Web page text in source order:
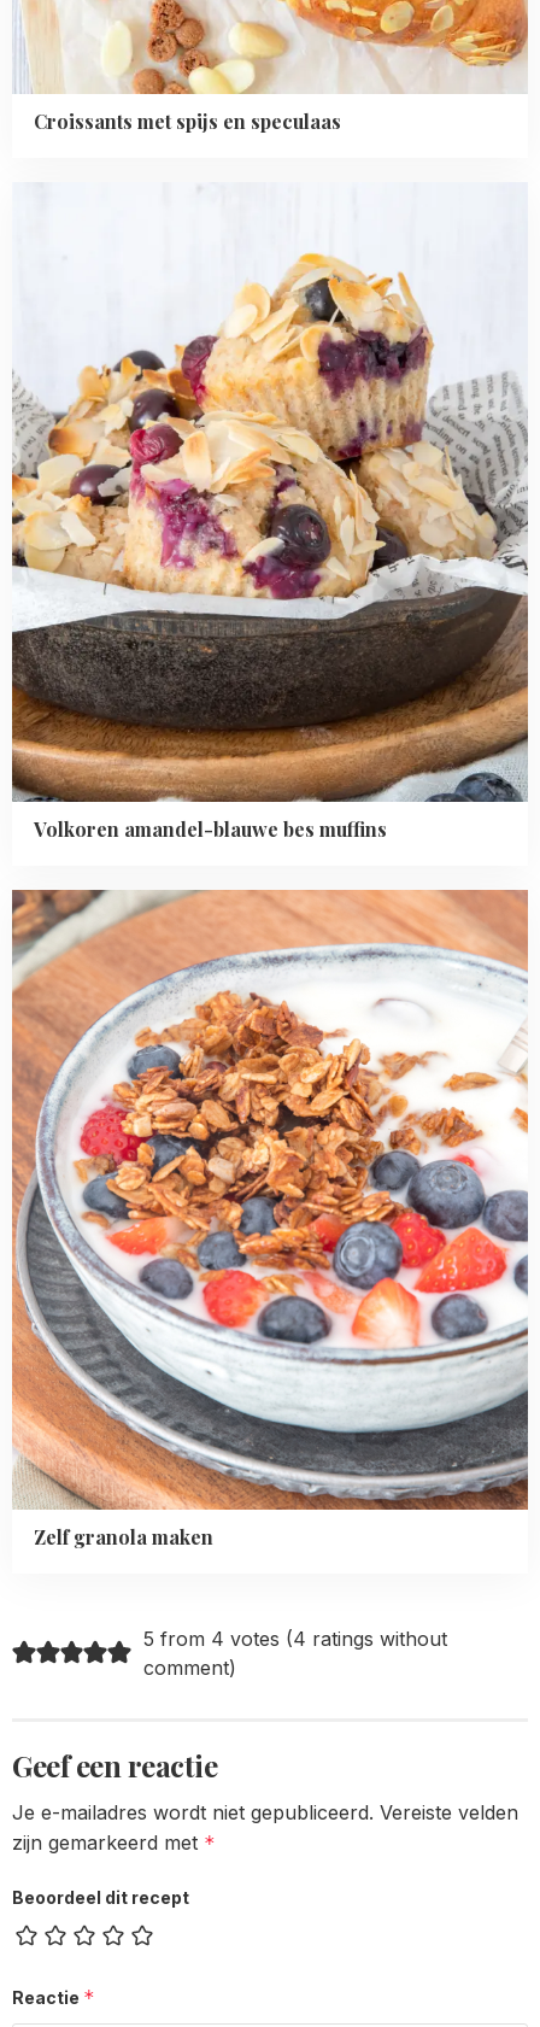
Croissants met spijs en speculaas
Volkoren amandel-blauwe bes muffins
bes
muffins
Zelf granola maken
Read
more
about
Zelf
granola
maken
5 from 4 votes (4 ratings without
comment)
Geef een reactie
Je e-mailadres wordt niet gepubliceerd. Vereiste velden
zijn gemarkeerd met *
Beoordeel dit recept
Reactie *